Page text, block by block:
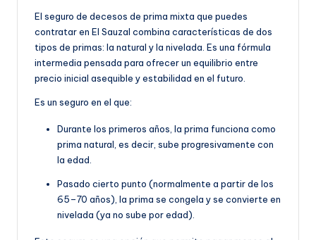
El seguro de decesos de prima mixta que puedes
contratar en El Sauzal combina características de dos
tipos de primas: la natural y la nivelada. Es una fórmula
intermedia pensada para ofrecer un equilibrio entre
precio inicial asequible y estabilidad en el futuro.
Es un seguro en el que:
Durante los primeros años, la prima funciona como
prima natural, es decir, sube progresivamente con
la edad.
Pasado cierto punto (normalmente a partir de los
65–70 años), la prima se congela y se convierte en
nivelada (ya no sube por edad).